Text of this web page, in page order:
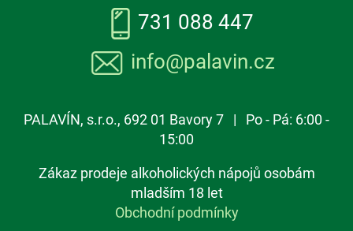
731 088 447
info@palavin.cz
PALAVÍN, s.r.o., 692 01 Bavory 7 | Po - Pá: 6:00 -
15:00
Zákaz prodeje alkoholických nápojů osobám
mladším 18 let
Obchodní podmínky